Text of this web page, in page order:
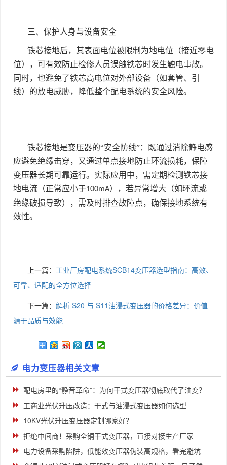
三、保护人身与设备安全
铁芯接地后，其表面电位被限制为地电位（接近零电
位），可有效防止检修人员误触铁芯时发生触电事故。
同时，也避免了铁芯高电位对外部设备（如套管、引
线）的放电威胁，降低整个配电系统的安全风险。
铁芯接地是变压器的“安全防线”：既通过消除静电感
应避免绝缘击穿，又通过单点接地防止环流损耗，保障
变压器长期可靠运行。实际应用中，需定期检测铁芯接
地电流（正常应小于100mA），若异常增大（如环流或
绝缘破损导致），需及时排查故障点，确保接地系统有
效性。
上一篇： 工业厂房配电系统SCB14变压器选型指南：高效、
可靠、适配的全方位选择
下一篇： 解析 S20 与 S11油浸式变压器的价格差异：价值
源于品质与效能
电力变压器相关文章
配电房里的“静音革命”：为何干式变压器彻底取代了油变？
工商业光伏升压改造：干式与油浸式变压器如何选型
10KV光伏升压变压器定制哪家好？
拒绝中间商！采购全铜干式变压器，直接对接生产厂家
电力设备采购陷阱，低能效变压器伪装高规格，看完避坑